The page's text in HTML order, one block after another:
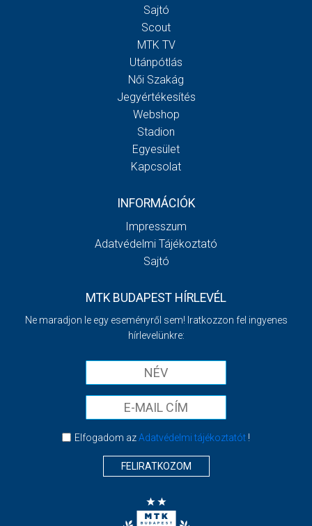
Sajtó
Scout
MTK TV
Utánpótlás
Női Szakág
Jegyértékesítés
Webshop
Stadion
Egyesület
Kapcsolat
INFORMÁCIÓK
Impresszum
Adatvédelmi Tájékoztató
Sajtó
MTK BUDAPEST HÍRLEVÉL
Ne maradjon le egy eseményről sem! Iratkozzon fel ingyenes
hírlevelünkre:
Elfogadom azAdatvédelmi tájékoztatót!
FELIRATKOZOM